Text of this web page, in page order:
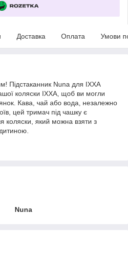
Доставка Оплата Умови
Підстаканник Nuna для IXXA
коляски IXXA, щоб ви могли
Кава, чай або вода, незалежно
цей тримач під чашку є
коляски, який можна взяти з
Nuna